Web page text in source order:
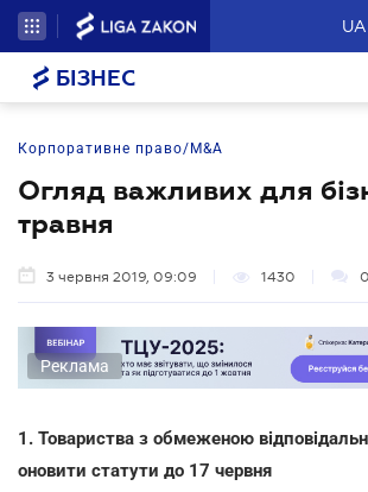
UA
БІЗНЕС
Корпоративне право/M&A
Огляд важливих для
травня
3 червня 2019, 09:09 1430 0
Реклама
1. Товариства з обмеженою
оновити статути до 17 червня